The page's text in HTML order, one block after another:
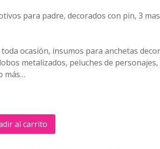
para padre, decorados con pin, 3
ocasión, insumos para anchetas
metalizados, peluches de
más…
al carrito